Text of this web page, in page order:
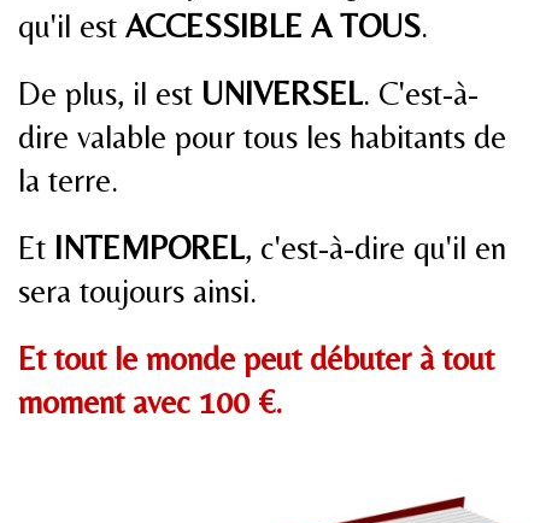
qu'il est ACCESSIBLE A TOUS.
De plus, il est UNIVERSEL. C'est-à-
dire valable pour tous les habitants de
la terre.
Et INTEMPOREL, c'est-à-dire qu'il en
sera toujours ainsi.
Et tout le monde peut débuter à tout
moment avec 100 €.